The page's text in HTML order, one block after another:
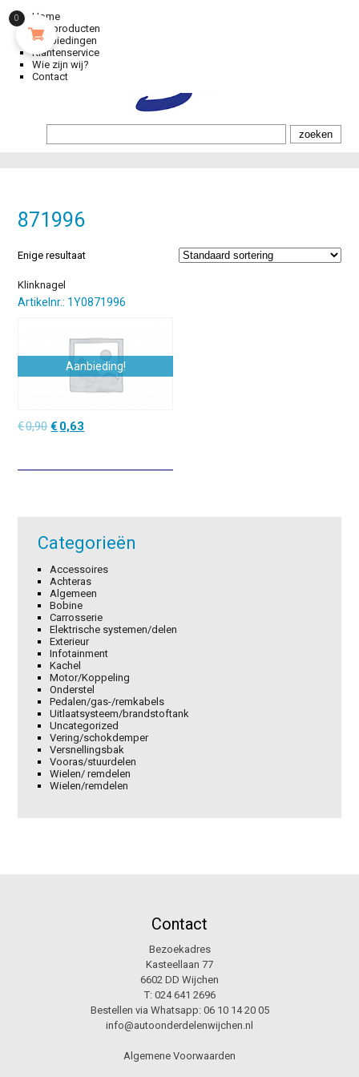
Home
Alle producten
Aanbiedingen
Klantenservice
Wie zijn wij?
Contact
871996
Enige resultaat
Klinknagel
Artikelnr.: 1Y0871996
Aanbieding!
€0,90Oorspronkelijke
€0,90.
€ 0,63
€0,63.
Categorieën
Accessoires
Achteras
Algemeen
Bobine
Carrosserie
Elektrische systemen/delen
Exterieur
Infotainment
Kachel
Motor/Koppeling
Onderstel
Pedalen/gas-/remkabels
Uitlaatsysteem/brandstoftank
Uncategorized
Vering/schokdemper
Versnellingsbak
Vooras/stuurdelen
Wielen/ remdelen
Wielen/remdelen
Contact
Bezoekadres
Kasteellaan 77
6602 DD Wijchen
T: 024 641 2696
Bestellen via Whatsapp: 06 10 14 20 05
info@autoonderdelenwijchen.nl
Algemene Voorwaarden
0